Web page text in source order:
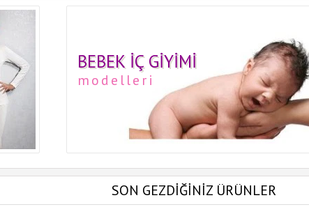
BEBEK İÇ GIYIMI
modelleri
SON GEZDİĞİNİZ ÜRÜNLER